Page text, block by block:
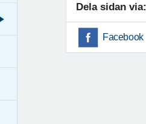
Dela sidan via:
Facebook